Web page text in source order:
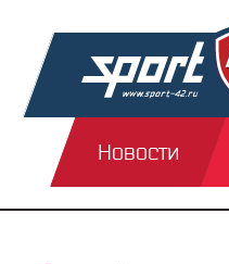
Новости